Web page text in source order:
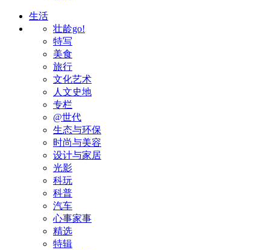
生活
壮龄go!
特写
美食
旅行
文化艺术
人文史地
专栏
@世代
生态与环保
时尚与美容
设计与家居
光影
科玩
科普
汽车
心事家事
精选
特辑